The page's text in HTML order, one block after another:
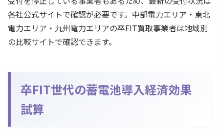
各社公式サイトで確認が必要です。中部電力エリア・東北
電力エリア・九州電力エリアの卒FIT買取事業者は地域別
の比較サイトで確認できます。
卒FIT世代の蓄電池導入経済効果
試算